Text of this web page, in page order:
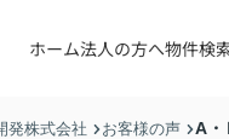
ホーム法人の方へ物件検
発株式会社 お客様の声 A・